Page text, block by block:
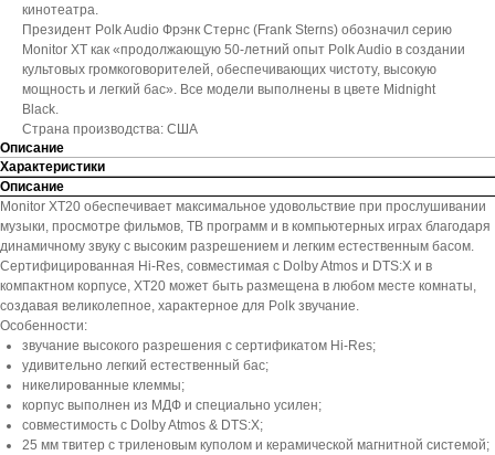
кинотеатра.
Президент Polk Audio Фрэнк Стернс (Frank Sterns) обозначил серию
Monitor XT как «продолжающую 50-летний опыт Polk Audio в создании
культовых громкоговорителей, обеспечивающих чистоту, высокую
мощность и легкий бас». Все модели выполнены в цвете Midnight
Black.
Страна производства: США
Описание
Характеристики
Описание
Monitor XT20 обеспечивает максимальное удовольствие при прослушивании
музыки, просмотре фильмов, ТВ программ и в компьютерных играх благодаря
динамичному звуку с высоким разрешением и легким естественным басом.
Сертифицированная Hi-Res, совместимая с Dolby Atmos и DTS:X и в
компактном корпусе, XT20 может быть размещена в любом месте комнаты,
создавая великолепное, характерное для Polk звучание.
Особенности:
звучание высокого разрешения с сертификатом Hi-Res;
удивительно легкий естественный бас;
никелированные клеммы;
корпус выполнен из МДФ и специально усилен;
совместимость с Dolby Atmos & DTS:X;
25 мм твитер с триленовым куполом и керамической магнитной системой;